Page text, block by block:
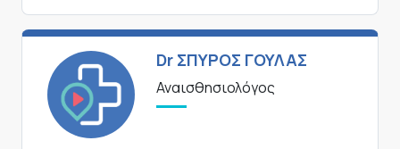
Dr ΣΠΥΡΟΣ ΓΟΥΛΑΣ
Αναισθησιολόγος